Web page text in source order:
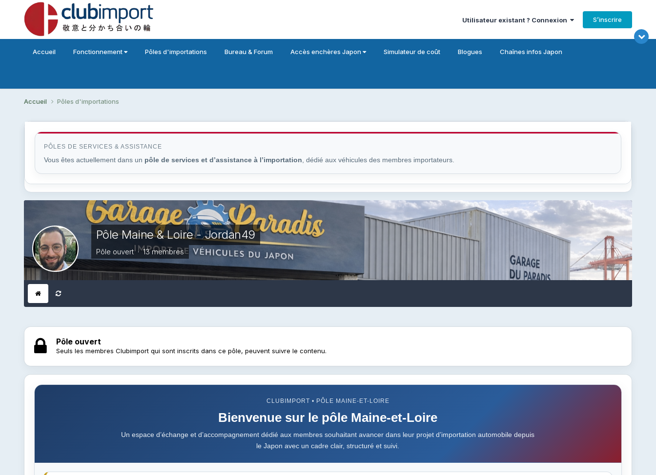
Utilisateur existant ? Connexion S’inscrire
Accueil Fonctionnement Pôles d'importations Bureau & Forum Accès enchères Japon Simulateur de coût Blogues Chaînes infos Japon
Accueil Pôles d'importations
PÔLES DE SERVICES & ASSISTANCE
Vous êtes actuellement dans un pôle de services et d’assistance à l’importation , dédié aux véhicules des membres importateurs.
Pôle Maine & Loire - Jordan49
Pôle ouvert · 13 membres
Pôle ouvert
Seuls les membres Clubimport qui sont inscrits dans ce pôle, peuvent suivre le contenu.
CLUBIMPORT • PÔLE MAINE-ET-LOIRE
Bienvenue sur le pôle Maine-et-Loire
Un espace d’échange et d’accompagnement dédié aux membres souhaitant avancer dans leur projet d’importation automobile depuis
le Japon avec un cadre clair, structuré et suivi.